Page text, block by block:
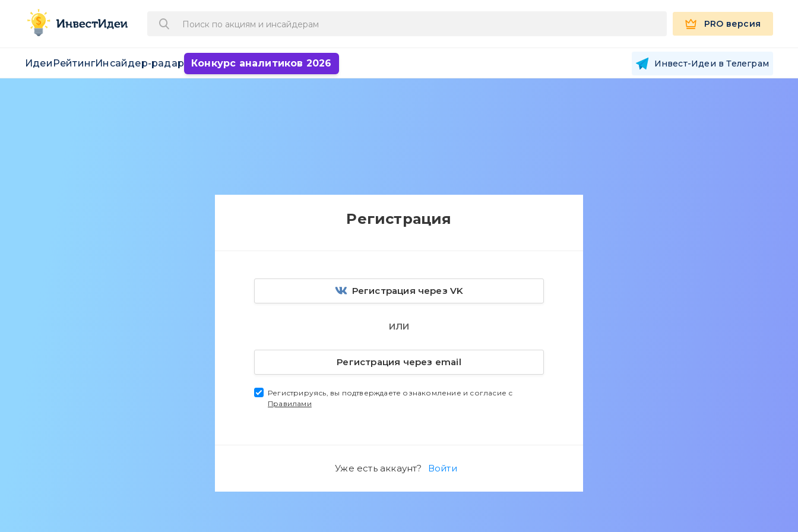
PRO версия
Идеи РейтингИнсайдер-радар Конкурс аналитиков 2026 Инвест-Идеи в Телеграм
Регистрация
Регистрация через VK
ИЛИ
Регистрация через email
Регистрируясь, вы подтверждаете ознакомление и согласие с
Правилами
Уже есть аккаунт? Войти